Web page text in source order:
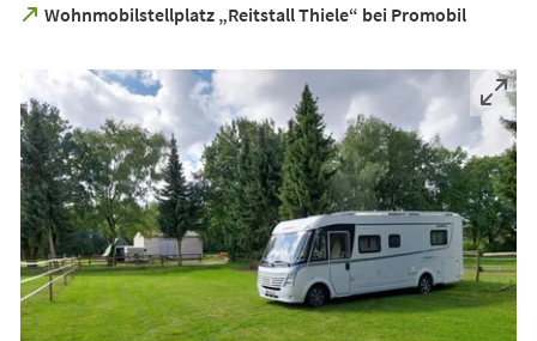
einemWohnmobilstellplatz „Reitstall Thiele“ bei Promobil
(Öffnet
neuen
Tab)